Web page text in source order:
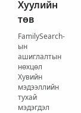
Хуулийн
төв
FamilySearch-
ын
ашиглалтын
нөхцөл
Хувийн
мэдээллийн
тухай
мэдэгдэл